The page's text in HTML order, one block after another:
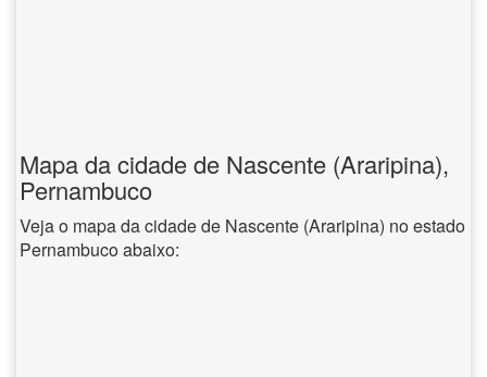
Mapa da cidade de Nascente (Araripina),
Pernambuco
Veja o mapa da cidade de Nascente (Araripina) no estado
Pernambuco abaixo: